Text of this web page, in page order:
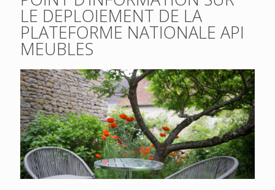
LE DEPLOIEMENT DE LA
PLATEFORME NATIONALE API
MEUBLES